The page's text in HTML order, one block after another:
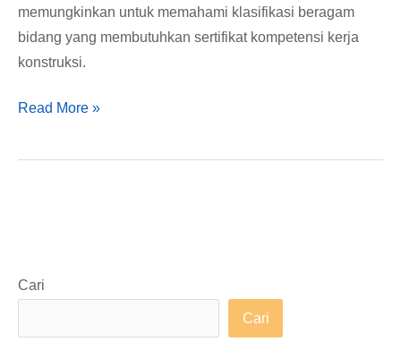
memungkinkan untuk memahami klasifikasi beragam
bidang yang membutuhkan sertifikat kompetensi kerja
konstruksi.
Read More »
Cari
Cari